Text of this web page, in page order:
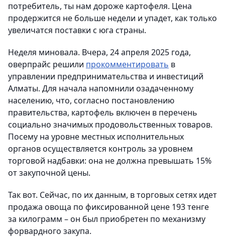
потребитель, ты нам дороже картофеля. Цена
продержится не больше недели и упадет, как только
увеличатся поставки с юга страны.
Неделя миновала. Вчера, 24 апреля 2025 года,
оверпрайс решили прокомментировать в
управлении предпринимательства и инвестиций
Алматы. Для начала напомнили озадаченному
населению, что, согласно постановлению
правительства, картофель включен в перечень
социально значимых продовольственных товаров.
Посему на уровне местных исполнительных
органов осуществляется контроль за уровнем
торговой надбавки: она не должна превышать 15%
от закупочной цены.
Так вот. Сейчас, по их данным, в торговых сетях идет
продажа овоща по фиксированной цене 193 тенге
за килограмм – он был приобретен по механизму
форвардного закупа.